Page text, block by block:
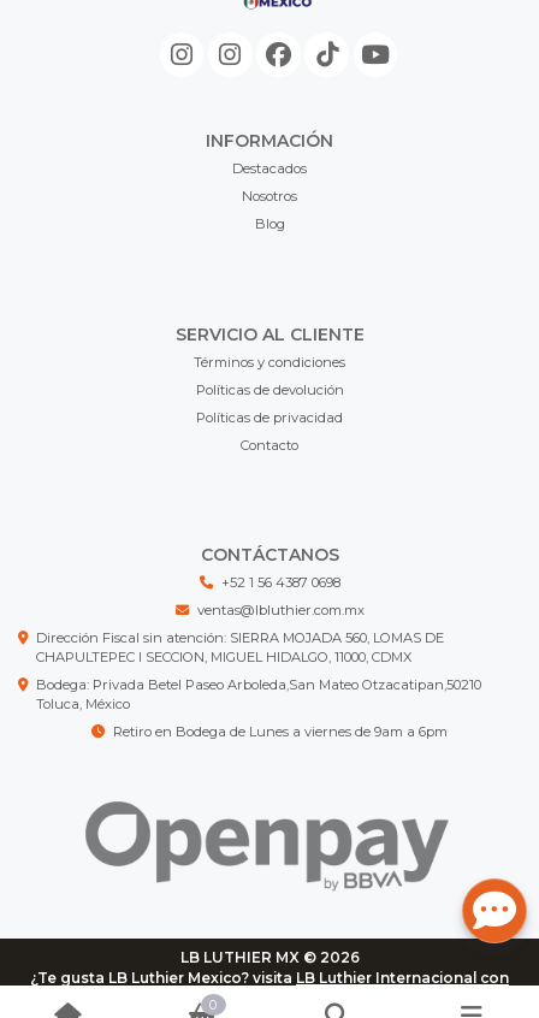
INFORMACIÓN
Destacados
Nosotros
Blog
SERVICIO AL CLIENTE
Términos y condiciones
Políticas de devolución
Políticas de privacidad
Contacto
CONTÁCTANOS
+52 1 56 4387 0698
ventas@lbluthier.com.mx
Dirección Fiscal sin atención: SIERRA MOJADA 560, LOMAS DE
CHAPULTEPEC I SECCION, MIGUEL HIDALGO, 11000, CDMX
Bodega: Privada Betel Paseo Arboleda,San Mateo Otzacatipan,50210
Toluca, México
Retiro en Bodega de Lunes a viernes de 9am a 6pm
LB LUTHIER MX © 2026
¿Te gusta LB Luthier Mexico? visita LB Luthier Internacional con
más de 3.000 productos disponibles
0